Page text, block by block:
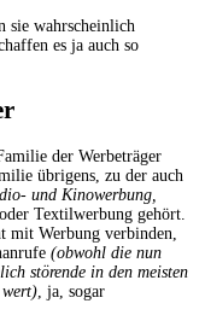
sie wahrscheinlich
es ja auch so
der Werbeträger
übrigens, zu der auch
und Kinowerbung,
oder Textilwerbung gehört.
Werbung verbinden,
(obwohl die nun
störende in den meisten
, ja, sogar